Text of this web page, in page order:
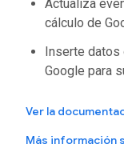
Actualiza
cálculo de
Inserte datos
Google para
Ver la
Más información